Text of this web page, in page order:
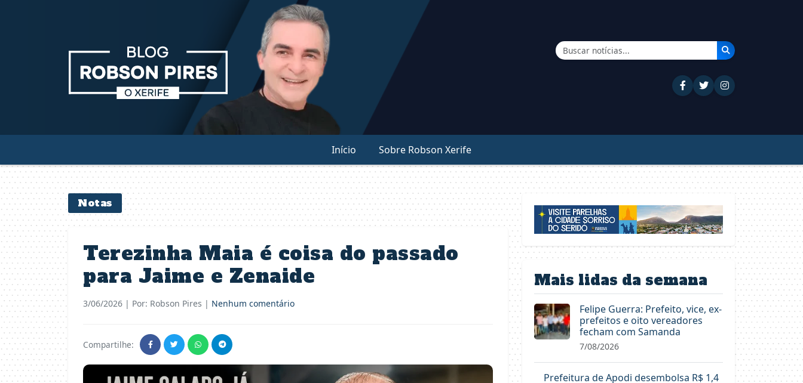
Início Sobre Robson Xerife
Notas
Terezinha Maia é coisa do passado
para Jaime e Zenaide
3/06/2026 | Por: Robson Pires | Nenhum comentário
Compartilhe:
Mais lidas da semana
Felipe Guerra: Prefeito, vice, ex-
prefeitos e oito vereadores
fecham com Samanda
7/08/2026
Prefeitura de Apodi desembolsa R$ 1,4